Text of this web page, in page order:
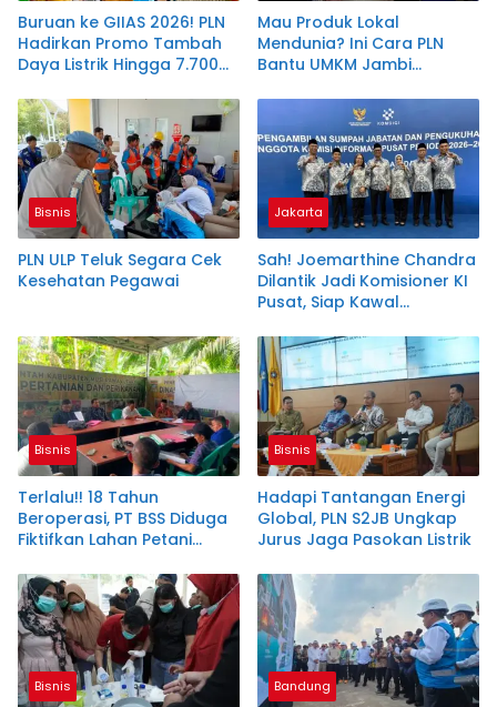
Buruan ke GIIAS 2026! PLN
Hadirkan Promo Tambah
Daya Listrik Hingga 7.700
Mau Produk Lokal
Mendunia? Ini Cara PLN
Bantu UMKM Jambi
Bisnis
PLN ULP Teluk Segara Cek
Kesehatan Pegawai
Jakarta
Sah! Joemarthine Chandra
Dilantik Jadi Komisioner KI
Pusat, Siap Kawal
Bisnis
Terlalu!! 18 Tahun
Beroperasi, PT BSS Diduga
Fiktifkan Lahan Petani
Bisnis
Hadapi Tantangan Energi
Global, PLN S2JB Ungkap
Jurus Jaga Pasokan Listrik
Bisnis Bandung